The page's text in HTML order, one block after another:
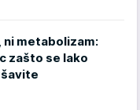
metabolizam:
zašto se lako